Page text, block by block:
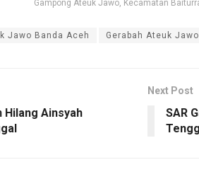
Gampong Ateuk Jawo, Kecamatan
Jawo Banda Aceh Gerabah Ateuk Jawo
Hilang Ainsyah
Next Post
SAR